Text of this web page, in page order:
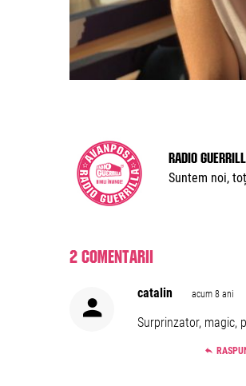
Radio
Suntem noi,
2 comentarii
catalin acum 8 ani
Surprinzator, magic,